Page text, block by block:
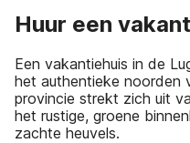
Huur een
Een vakantiehuis in de
het authentieke noorden
provincie strekt zich uit
het rustige, groene
zachte heuvels.